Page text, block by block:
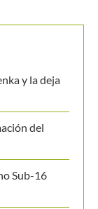
y la deja
del
Sub-16